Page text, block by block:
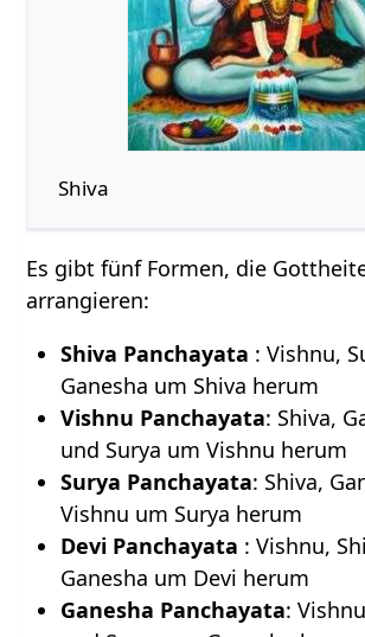
Shiva
Es gibt fünf Formen, die
arrangieren:
Shiva Panchayata : Vishnu,
Ganesha um Shiva herum
Vishnu Panchayata: Shiva,
und Surya um Vishnu herum
Surya Panchayata: Shiva,
Vishnu um Surya herum
Devi Panchayata : Vishnu,
Ganesha um Devi herum
Ganesha Panchayata: